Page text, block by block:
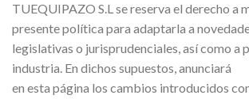
TUEQUIPAZO S.L se reserva el derecho a
presente política para adaptarla a
legislativas o jurisprudenciales, así como a
industria. En dichos supuestos, anunciará
en esta página los cambios introducidos